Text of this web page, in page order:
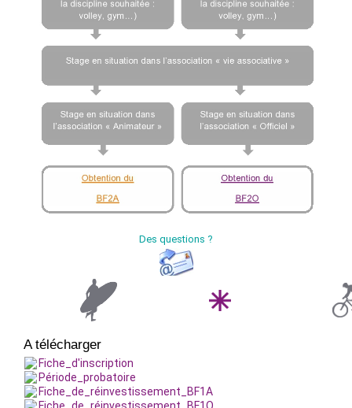
Des questions ?
A télécharger
Fiche_d'inscription
Période_probatoire
Fiche_de_réinvestissement_BF1A
Fiche_de_réinvestissement_BF1O